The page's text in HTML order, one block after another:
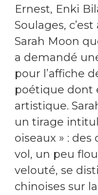
Ernest, Enki
Soulages,
Sarah Moon
a demandé
pour l’affiche
poétique dont
artistique.
un tirage
oiseaux » :
vol, un peu
velouté, se
chinoises sur